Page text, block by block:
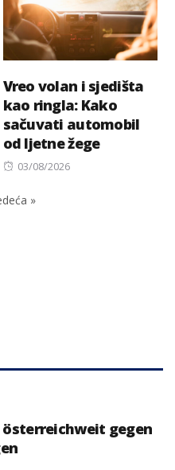
Vreo volan i sjedišta
kao ringla: Kako
sačuvati automobil
od ljetne žege
Posted
03/08/2026
»
gegen